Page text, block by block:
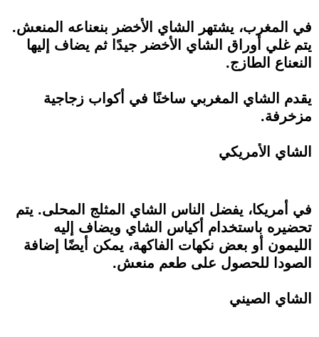
في المغرب، يشتهر الشاي الأخضر بنعناعه المنعش.
يتم غلي أوراق الشاي الأخضر جيدًا ثم يضاف إليها
النعناع الطازج.
يقدم الشاي المغربي ساخنًا في أكواب زجاجية
مزخرفة.
الشاي الأمريكي
في أمريكا، يفضل الناس الشاي المثلج المحلى. يتم
تحضيره باستخدام أكياس الشاي ويضاف إليه
الليمون أو بعض نكهات الفاكهة، يمكن أيضًا إضافة
الصودا للحصول على طعم منعش.
الشاي الصيني